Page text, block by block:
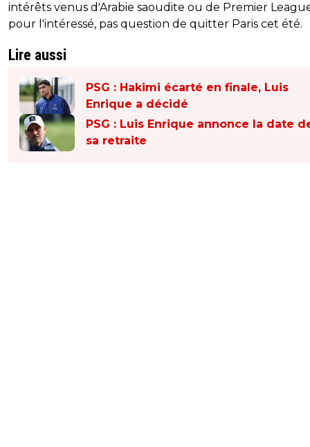
intérêts venus d'Arabie saoudite ou de Premier
pour l'intéressé, pas question de quitter Paris cet été.
Lire aussi
PSG : Hakimi écarté en finale, Luis
Enrique a décidé
PSG : Luis Enrique annonce la date
sa retraite